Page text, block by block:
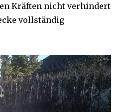
Kräften nicht verhindert
vollständig